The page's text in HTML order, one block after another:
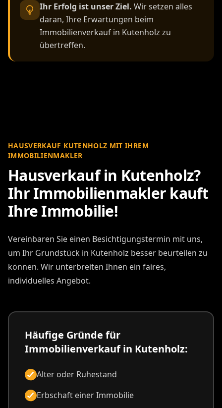
Ihr Erfolg ist unser Ziel. Wir setzen alles
daran, Ihre Erwartungen beim
Immobilienverkauf in Kutenholz zu
übertreffen.
HAUSVERKAUF KUTENHOLZ MIT IHREM
IMMOBILIENMAKLER
Hausverkauf in Kutenholz?
Ihr Immobilienmakler kauft
Ihre Immobilie!
Vereinbaren Sie einen Besichtigungstermin mit uns,
um Ihr Grundstück in Kutenholz besser beurteilen zu
können. Wir unterbreiten Ihnen ein faires,
individuelles Angebot.
Häufige Gründe für
Immobilienverkauf in Kutenholz:
Alter oder Ruhestand
Erbschaft einer Immobilie